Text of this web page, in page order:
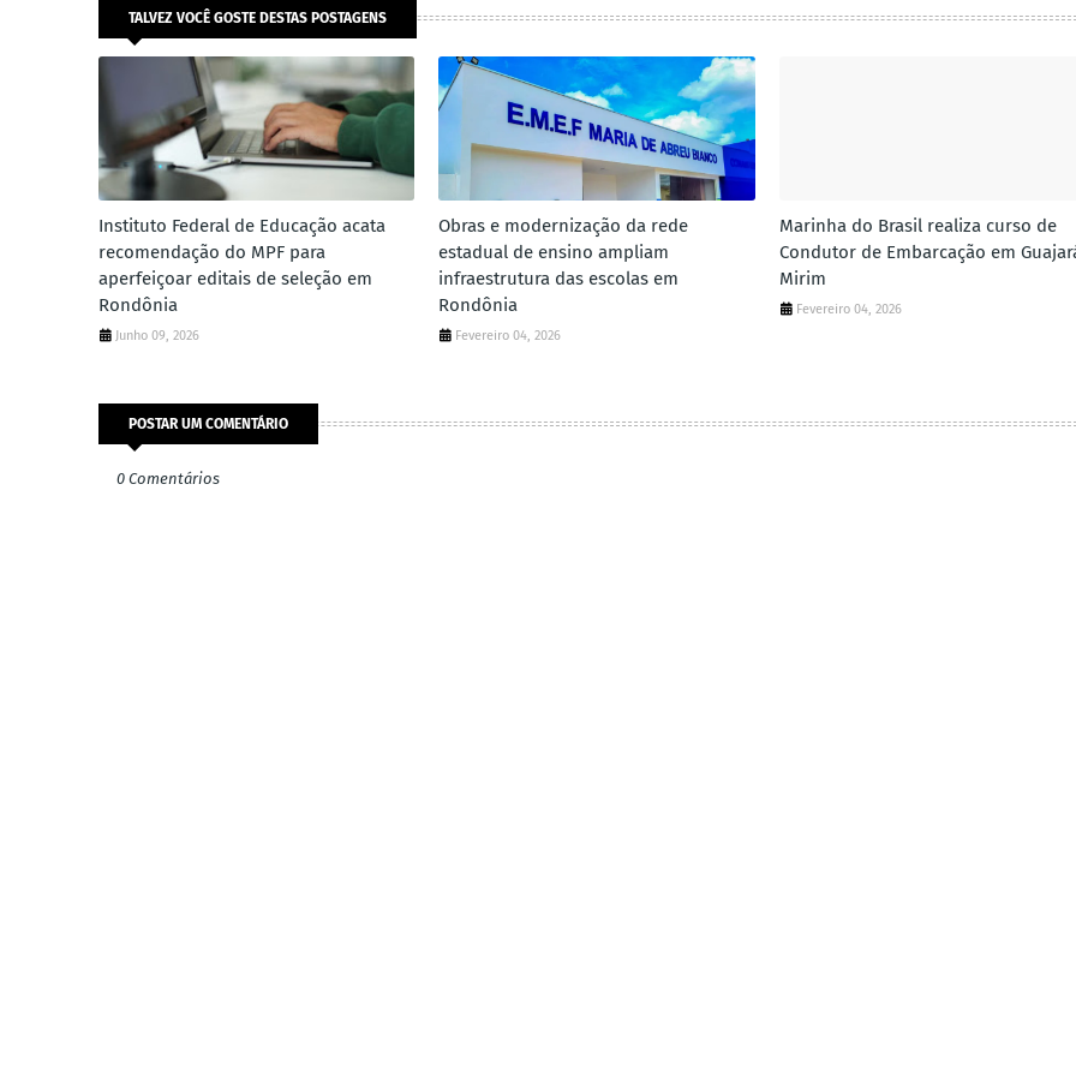
TALVEZ VOCÊ GOSTE DESTAS POSTAGENS
Instituto Federal de Educação acata
recomendação do MPF para
aperfeiçoar editais de seleção em
Rondônia
Junho 09, 2026
Obras e modernização da rede
estadual de ensino ampliam
infraestrutura das escolas em
Rondônia
Fevereiro 04, 2026
Marinha do Brasil realiza curso de
Condutor de Embarcação em
Mirim
Fevereiro 04, 2026
POSTAR UM COMENTÁRIO
0 Comentários